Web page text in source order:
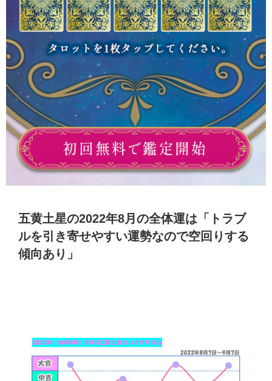
五黄土星の2022年8月の全体運は「トラブ
ルを引き寄せやすい運勢なので空回りする
傾向あり」